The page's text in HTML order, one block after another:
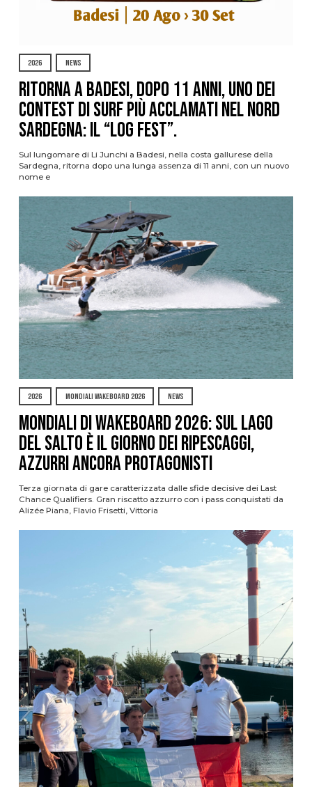
2026 NEWS
Ritorna a Badesi, dopo 11 anni, uno dei
contest di surf più acclamati nel nord
Sardegna: il “Log Fest”.
Sul lungomare di Li Junchi a Badesi, nella costa gallurese della
Sardegna, ritorna dopo una lunga assenza di 11 anni, con un nuovo
nome e
2026 MONDIALI WAKEBOARD 2026 NEWS
Mondiali di Wakeboard 2026: sul Lago
del Salto è il giorno dei ripescaggi,
azzurri ancora protagonisti
Terza giornata di gare caratterizzata dalle sfide decisive dei Last
Chance Qualifiers. Gran riscatto azzurro con i pass conquistati da
Alizée Piana, Flavio Frisetti, Vittoria